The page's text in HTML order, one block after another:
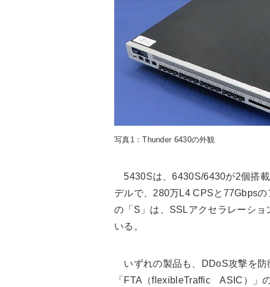
写真1：Thunder 6430の外観
5430Sは、6430S/6430が2個搭
デルで、280万L4 CPSと77Gbps
の「S」は、SSLアクセラレーシ
いる。
いずれの製品も、DDoS攻撃を防
「FTA（flexibleTraffic ASIC）」